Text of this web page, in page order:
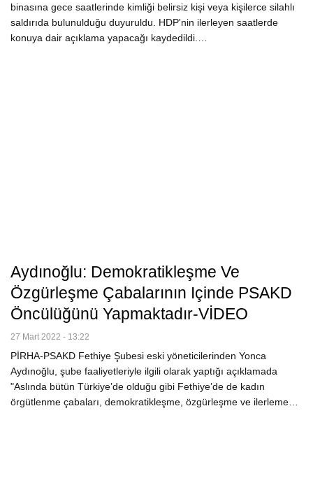
binasına gece saatlerinde kimliği belirsiz kişi veya kişilerce silahlı
saldırıda bulunulduğu duyuruldu. HDP'nin ilerleyen saatlerde
konuya dair açıklama yapacağı kaydedildi.…
Aydınoğlu: Demokratikleşme Ve
Özgürleşme Çabalarının Içinde PSAKD
Öncülüğünü Yapmaktadır-VİDEO
27 Mart 2022 - 13:22
PİRHA-PSAKD Fethiye Şubesi eski yöneticilerinden Yonca
Aydınoğlu, şube faaliyetleriyle ilgili olarak yaptığı açıklamada
"Aslında bütün Türkiye’de olduğu gibi Fethiye’de de kadın
örgütlenme çabaları, demokratikleşme, özgürleşme ve ilerleme…